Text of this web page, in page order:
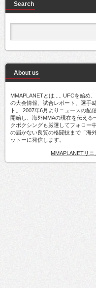
Search
About us
MMAPLANETとは..... UFCを始め
の大会情報、試合レポート、選手
ト。 2007年6月よりニュースの配
開始し、海外MMAの現在を伝える
クボクシングも厳選してフォロー
の届かない良質の格闘技まで「海
ットーに発信します。
MMAPLANETリニ